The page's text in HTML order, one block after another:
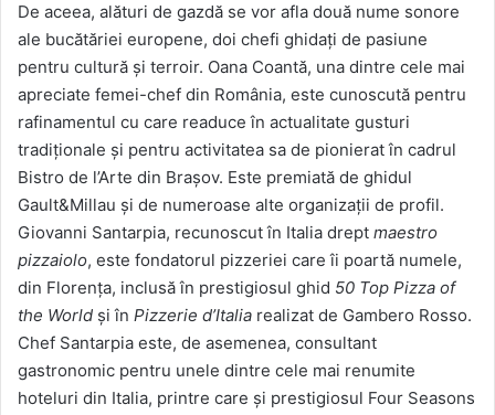
De aceea, alături de gazdă se vor afla două nume sonore
ale bucătăriei europene, doi chefi ghidați de pasiune
pentru cultură și terroir. Oana Coantă, una dintre cele mai
apreciate femei-chef din România, este cunoscută pentru
rafinamentul cu care readuce în actualitate gusturi
tradiționale și pentru activitatea sa de pionierat în cadrul
Bistro de l’Arte din Brașov. Este premiată de ghidul
Gault&Millau și de numeroase alte organizații de profil.
Giovanni Santarpia, recunoscut în Italia drept maestro
pizzaiolo, este fondatorul pizzeriei care îi poartă numele,
din Florența, inclusă în prestigiosul ghid 50 Top Pizza of
the World și în Pizzerie d’Italia realizat de Gambero Rosso.
Chef Santarpia este, de asemenea, consultant
gastronomic pentru unele dintre cele mai renumite
hoteluri din Italia, printre care și prestigiosul Four Seasons